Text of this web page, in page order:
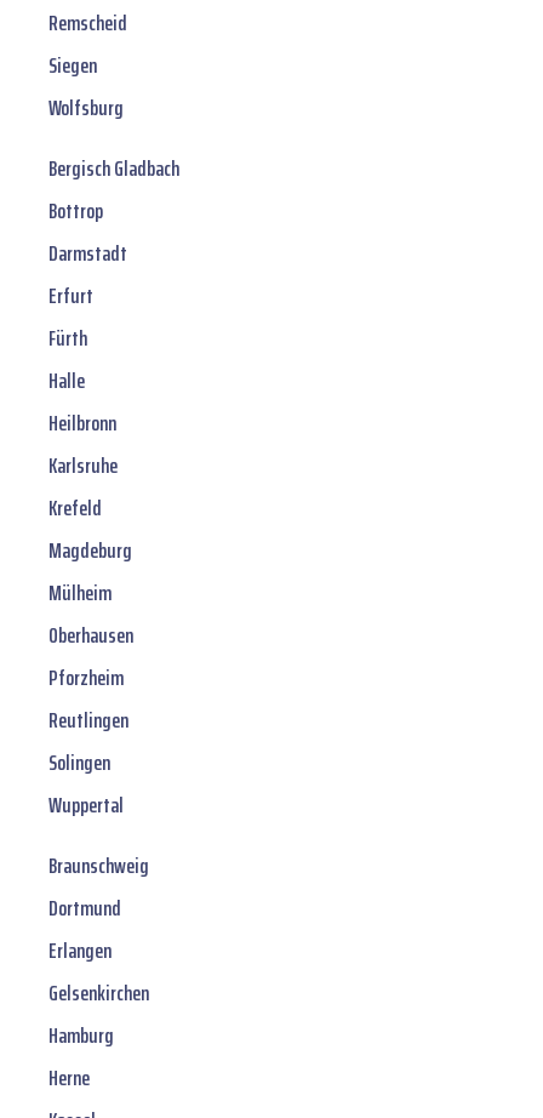
Remscheid
Siegen
Wolfsburg
Bergisch Gladbach
Bottrop
Darmstadt
Erfurt
Fürth
Halle
Heilbronn
Karlsruhe
Krefeld
Magdeburg
Mülheim
Oberhausen
Pforzheim
Reutlingen
Solingen
Wuppertal
Braunschweig
Dortmund
Erlangen
Gelsenkirchen
Hamburg
Herne